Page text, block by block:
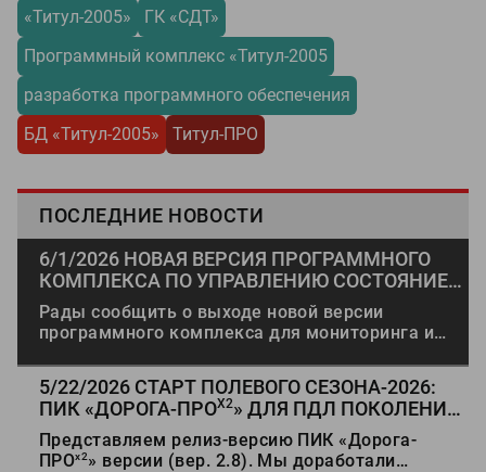
ПОСЛЕДНИЕ НОВОСТИ
6/1/2026 НОВАЯ ВЕРСИЯ ПРОГРАММНОГО
КОМПЛЕКСА ПО УПРАВЛЕНИЮ СОСТОЯНИЕМ
АВТОМОБИЛЬНЫХ ДОРОГ И
ИСКУССТВЕННЫХ СООРУЖЕНИЙ «ТИТУЛ-
ПРО» (№144)
Рады сообщить о выходе новой версии
программного комплекса для мониторинга и
искусственных сооружений «Титул-ПРО» (версия
№144).
5/22/2026 СТАРТ ПОЛЕВОГО СЕЗОНА-2026:
ПИК «ДОРОГА-ПРОX2» ДЛЯ ПДЛ ПОКОЛЕНИЯ
«ТРАССА-2»
Представляем релиз-версию ПИК «Дорога-
ПРОx2» версии (вер. 2.8). Мы доработали
«Титул-2005»
ГК «СДТ»
Программный комплекс «Титул-2005
разработка программного обеспечения
БД «Титул-2005»
Титул-ПРО